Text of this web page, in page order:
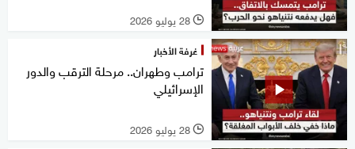
l 28 يوليو 2026
غرفة الأخبار
ترامب وطهران.. مرحلة الترقب والدور
الإسرائيلي
l 28 يوليو 2026